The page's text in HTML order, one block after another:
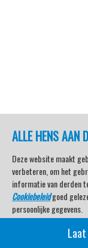
ALLE HENS
Deze website maakt
verbeteren, om het
informatie van derden
Cookiebeleidgoed
persoonlijke gegevens.
Veel kijkplezier met